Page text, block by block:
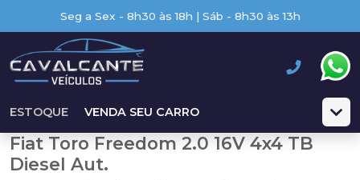
Seg a Sex - 8h30 às 18h | Sáb - 8h30 às 13h
ESTOQUE VENDA SEU CARRO
Fiat Toro Freedom 2.0 16V 4x4 TB
Diesel Aut.